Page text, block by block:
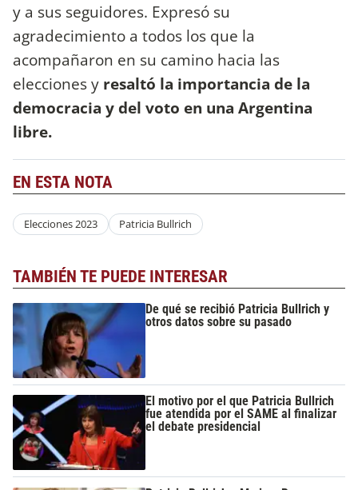
y a sus seguidores. Expresó su
agradecimiento a todos los que la
acompañaron en su camino hacia las
elecciones y resaltó la importancia de la
democracia y del voto en una Argentina
libre.
EN ESTA NOTA
Elecciones 2023 Patricia Bullrich
TAMBIÉN TE PUEDE INTERESAR
De qué se recibió Patricia Bullrich y
otros datos sobre su pasado
El motivo por el que Patricia Bullrich
fue atendida por el SAME al finalizar
el debate presidencial